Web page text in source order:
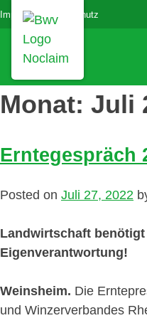
Impressum Datenschutz
Monat: Juli
Erntegespräch
Posted on Juli 27, 2022
Landwirtschaft
Eigenverantwortung!
Weinsheim. Die
und Winzerverbandes